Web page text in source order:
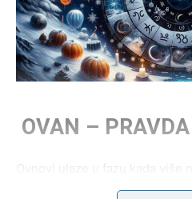
OVAN –
Ovnovi ulaze u fazu kada više
tuđih očekivanja. Ako ste bili